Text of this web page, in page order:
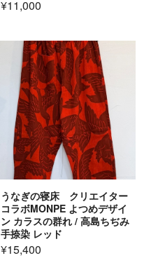
¥11,000
うなぎの寝床 クリエイター
コラボMONPE よつめデザイ
ン カラスの群れ / 高島ちぢみ
手捺染 レッド
¥15,400